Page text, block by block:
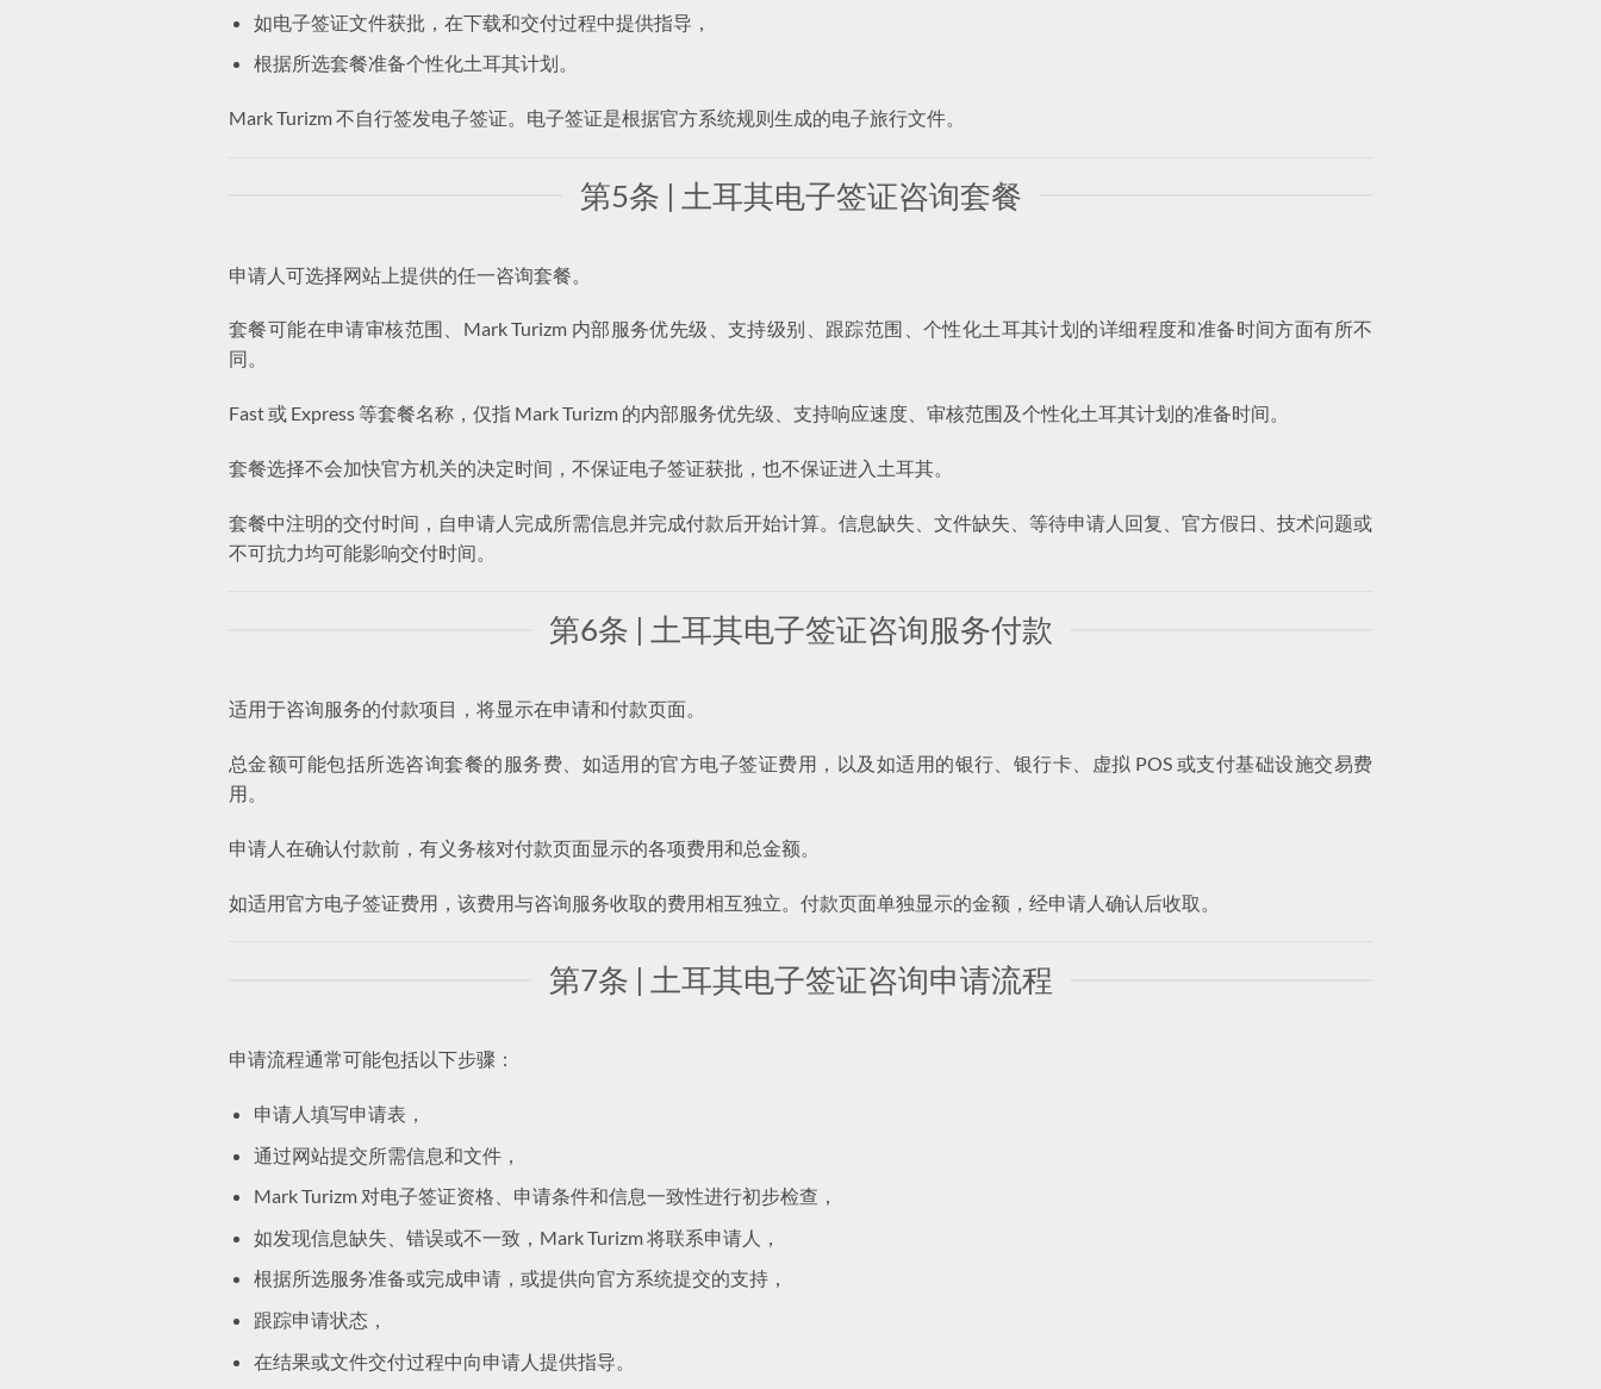
如电子签证文件获批，在下载和交付过程中提供指导，
根据所选套餐准备个性化土耳其计划。
Mark Turizm 不自行签发电子签证。电子签证是根据官方系统规则生成的电子旅行文件。
第5条 | 土耳其电子签证咨询套餐
申请人可选择网站上提供的任一咨询套餐。
套餐可能在申请审核范围、Mark Turizm 内部服务优先级、支持级别、跟踪范围、个性化土耳其计划的详细程度和准备时间方面有所不
同。
Fast 或 Express 等套餐名称，仅指 Mark Turizm 的内部服务优先级、支持响应速度、审核范围及个性化土耳其计划的准备时间。
套餐选择不会加快官方机关的决定时间，不保证电子签证获批，也不保证进入土耳其。
套餐中注明的交付时间，自申请人完成所需信息并完成付款后开始计算。信息缺失、文件缺失、等待申请人回复、官方假日、技术问题或
不可抗力均可能影响交付时间。
第6条 | 土耳其电子签证咨询服务付款
适用于咨询服务的付款项目，将显示在申请和付款页面。
总金额可能包括所选咨询套餐的服务费、如适用的官方电子签证费用，以及如适用的银行、银行卡、虚拟 POS 或支付基础设施交易费
用。
申请人在确认付款前，有义务核对付款页面显示的各项费用和总金额。
如适用官方电子签证费用，该费用与咨询服务收取的费用相互独立。付款页面单独显示的金额，经申请人确认后收取。
第7条 | 土耳其电子签证咨询申请流程
申请流程通常可能包括以下步骤：
申请人填写申请表，
通过网站提交所需信息和文件，
Mark Turizm 对电子签证资格、申请条件和信息一致性进行初步检查，
如发现信息缺失、错误或不一致，Mark Turizm 将联系申请人，
根据所选服务准备或完成申请，或提供向官方系统提交的支持，
跟踪申请状态，
在结果或文件交付过程中向申请人提供指导。